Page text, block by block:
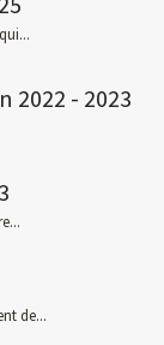
2022 - 2023
de...